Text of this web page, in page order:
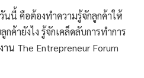
นนี้ คือต้องทำความรู้จักลูกค้าให้
ค้ายังไง รู้จักเคล็ดลับการทำการ
น The Entrepreneur Forum